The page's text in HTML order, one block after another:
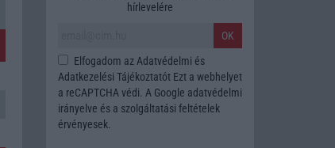
hírlevelére
OK
Elfogadom az Adatvédelmi és
Adatkezelési TájékoztatótEzt a webhelyet
a reCAPTCHA védi. A Google adatvédelmi
irányelve és a szolgáltatási feltételek
érvényesek.